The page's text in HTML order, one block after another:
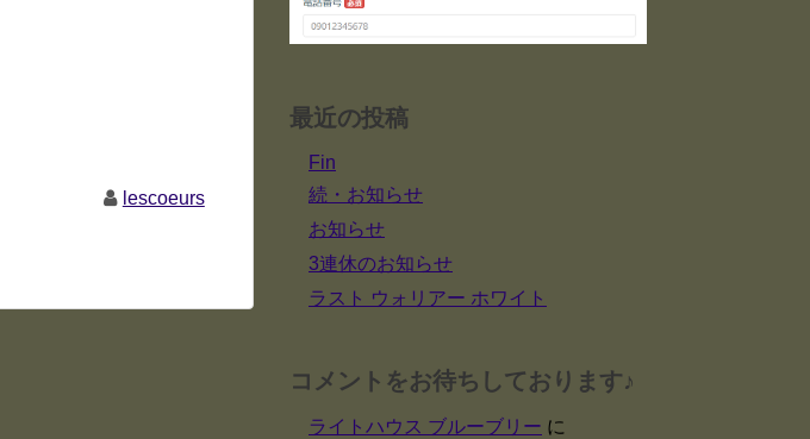
lescoeurs
最近の投稿
Fin
続・お知らせ
お知らせ
3連休のお知らせ
ラスト ウォリアー ホワイト
コメントをお待ちしております♪
ライトハウス ブルーブリー に